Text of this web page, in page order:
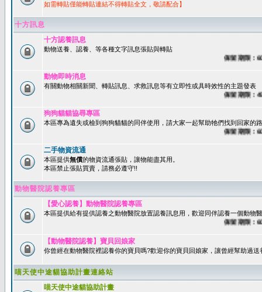
如需轉貼僅能轉貼連結不得轉貼全文，敬請配合】
十方訊息
十方認養訊息
動物送養、認養、等各種文字訊息張貼與轉貼
保留期限：60天
動物即時消息
有關動物相關新聞、轉貼訊息、求救訊息等有立即性或具時效性的主題發表
保留期限：45天
狗狗貓貓協尋專區
本區專為遺失或檢到狗狗貓貓的同伴使用，請大家一起幫助牠們找到回家的
保留期限：60天
二手物資流通
本區提供無償的物資流通張貼，讓物能盡其用。
本區禁止張貼買賣，請務必遵守!!
動物醫院認養專區
【愛心認養】動物醫院認養專區
本區提供給有提供認養之動物醫院放置認養訊息用，歡迎同伴認養一個動物
保留期限：60天
【動物醫院認養】寶貝回娘家
你曾經在動物醫院裡認養你的寶貝嗎?歡迎你的寶貝回娘家，讓曾經幫助過
喵天使中途貓協助計畫連絡站
喵天使中途貓協助計畫